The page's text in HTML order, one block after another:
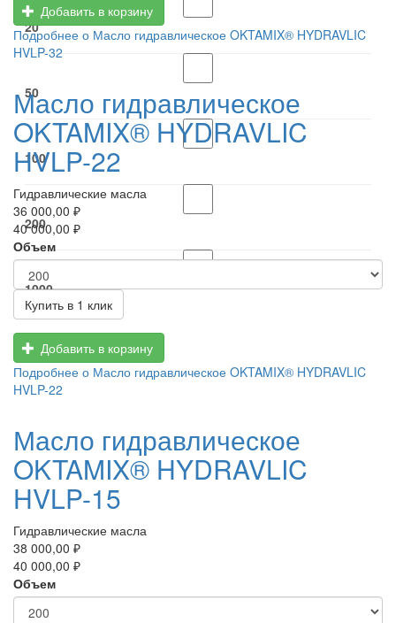
20
50
100
200
1000
Добавить в корзину
Подробнее о Масло гидравлическое OKTAMIX® HYDRAVLIC
HVLP-32
Масло гидравлическое
OKTAMIX® HYDRAVLIC
HVLP-22
Гидравлические масла
36 000,00 ₽
40 000,00 ₽
Объем
Купить в 1 клик
Добавить в корзину
Подробнее о Масло гидравлическое OKTAMIX® HYDRAVLIC
HVLP-22
Масло гидравлическое
OKTAMIX® HYDRAVLIC
HVLP-15
Гидравлические масла
38 000,00 ₽
40 000,00 ₽
Объем